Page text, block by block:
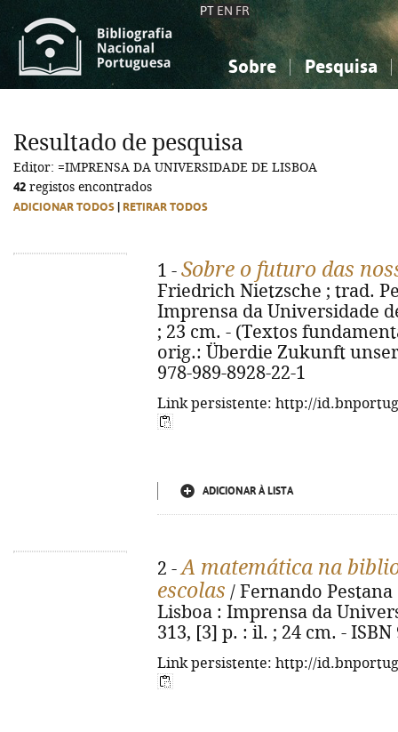
PT EN FR
Sobre Pesquisa
Ciências sociais...
Ciências sociais...
Resultado de pesquisa
Editor: =IMPRENSA DA UNIVERSIDADE DE LISBOA
42 registos encontrados
ADICIONAR TODOS RETIRAR TODOS
1 - Sobre o futuro das
Friedrich Nietzsche ; trad.
Imprensa da Universidade
; 23 cm. - (Textos
orig.: Überdie Zukunft
978-989-8928-22-1
Link persistente: http://
ADICIONAR À LISTA
2 -A matemática na
escolas / Fernando Pestana
Lisboa : Imprensa da
313, [3] p. : il. ; 24 cm. - ISBN
Link persistente: http://